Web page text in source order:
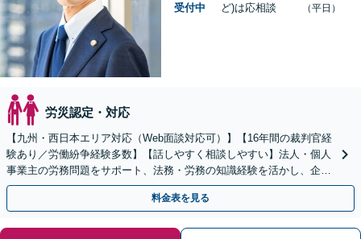
受付中
ど)は応相談
（平日）
労災認定・対応
【九州・西日本エリア対応（Web面談対応可）】【16年間の裁判官経
験あり／労働紛争経験多数】【話しやすく相談しやすい】法人・個人
事業主の労務問題をサポート、法務・労務の知識経験を活かし、企業
側から御社の労働問題解決に尽力します。
料金表を見る